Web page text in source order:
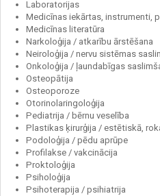
Laboratorijas
Medicīnas iekārtas, instrumenti,
Medicīnas literatūra
Narkoloģija / atkarību ārstēšana
Neiroloģija / nervu sistēmas
Onkoloģija / ļaundabīgas
Osteopātija
Osteoporoze
Otorinolaringoloģija
Pediatrija / bērnu veselība
Plastikas ķirurģija / estētiskā,
Podoloģija / pēdu aprūpe
Profilakse / vakcinācija
Proktoloģija
Psiholoģija
Psihoterapija / psihiatrija